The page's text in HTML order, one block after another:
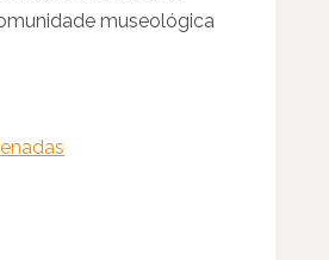
museológica